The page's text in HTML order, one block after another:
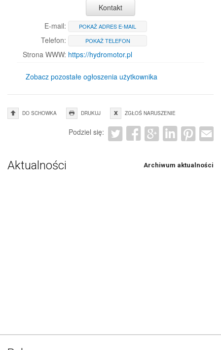
Kontakt
E-mail:
POKAŻ ADRES E-MAIL
Telefon: POKAŻ TELEFON
Strona WWW: https://hydromotor.pl
Zobacz pozostałe ogłoszenia użytkownika
DO SCHOWKA DRUKUJ ZGŁOŚ NARUSZENIE
Podziel się:
Aktualności Archiwum aktualności